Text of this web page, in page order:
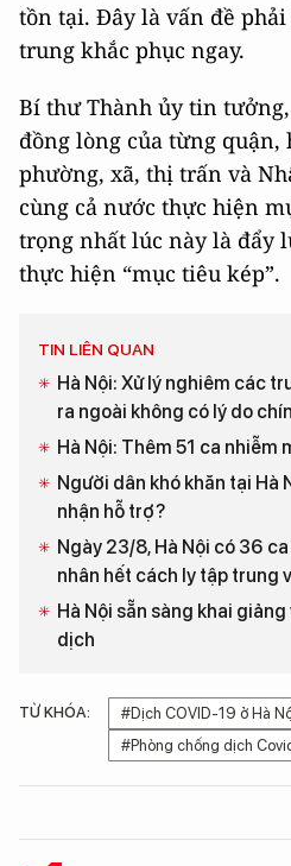
tồn tại. Đây là vấn đề
trung khắc phục ngay.
Bí thư Thành ủy tin
đồng lòng của từng quận,
phường, xã, thị trấn và
cùng cả nước thực hiện
trọng nhất lúc này là đẩy
thực hiện “mục tiêu kép”.
TIN LIÊN QUAN
Hà Nội: Xử lý nghiêm các
ra ngoài không có lý do
Hà Nội: Thêm 51 ca nhiễm
Người dân khó khăn tại Hà
nhận hỗ trợ?
Ngày 23/8, Hà Nội có 36
nhân hết cách ly tập trung
Hà Nội sẵn sàng khai
dịch
TỪ KHÓA:
#Dịch COVID-19 ở Hà
#Phòng chống dịch